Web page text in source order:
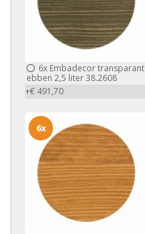
6x Embadecor transparant
ebben 2,5 liter 38.2608
+€ 491,70
6x